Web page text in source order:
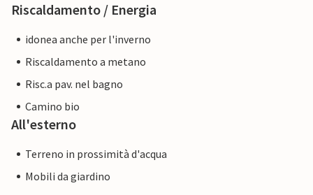
Riscaldamento / Energia
idonea anche per l'inverno
Riscaldamento a metano
Risc.a pav. nel bagno
Camino bio
All'esterno
Terreno in prossimità d'acqua
Mobili da giardino